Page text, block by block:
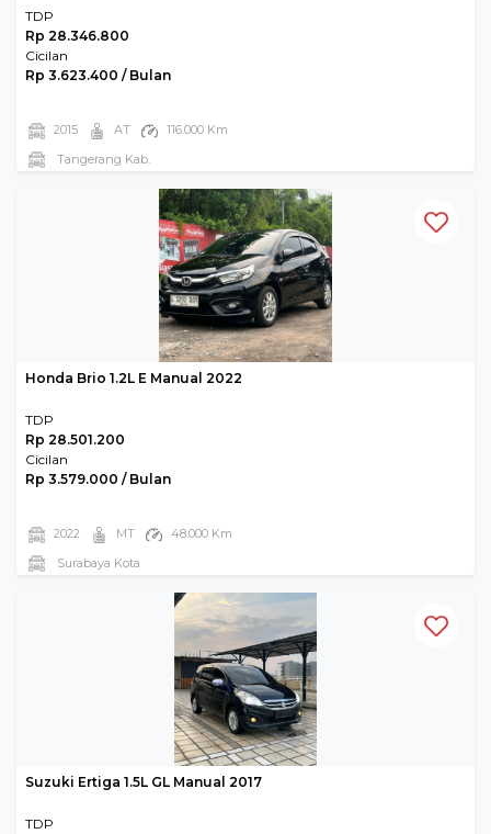
TDP
Rp 28.346.800
Cicilan
Rp 3.623.400 / Bulan
2015 AT
116.000 Km
Tangerang Kab.
Honda Brio 1.2L E Manual 2022
TDP
Rp 28.501.200
Cicilan
Rp 3.579.000 / Bulan
2022 MT
48.000 Km
Surabaya Kota
Suzuki Ertiga 1.5L GL Manual 2017
TDP